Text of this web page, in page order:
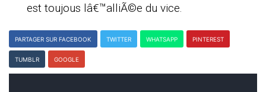
est toujous lâ€™alliÃ©e du vice.
PARTAGER SUR FACEBOOK TWITTER WHATSAPP PINTEREST
TUMBLR GOOGLE